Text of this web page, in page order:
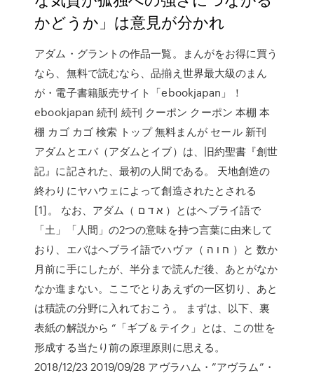
かどうか」は意見が分かれ
アダム・グラントの作品一覧。まんがをお得に買う
なら、無料で読むなら、品揃え世界最大級のまん
が・電子書籍販売サイト「ebookjapan」！
ebookjapan 続刊 続刊 クーポン クーポン 本棚 本
棚 カゴ カゴ 検索 トップ 無料まんが セール 新刊
アダムとエバ（アダムとイブ）は、旧約聖書『創世
記』に記された、最初の人間である。 天地創造の
終わりにヤハウェによって創造されたとされる
[1]。 なお、アダム（ א ד ם ）とはヘブライ語で
「土」「人間」の2つの意味を持つ言葉に由来して
おり、エバはヘブライ語でハヴァ（ ח ו ה ）と 数か
月前に手にしたが、半分まで読んだ後、あとがなか
なか進まない。ここでとりあえずの一区切り、あと
は積読の分野に入れておこう。 まずは、以下、裏
表紙の解説から “「ギブ＆テイク」とは、この世を
形成する当たり前の原理原則に思える。
2018/12/23 2019/09/28 アヴラハム・”アヴラム”・